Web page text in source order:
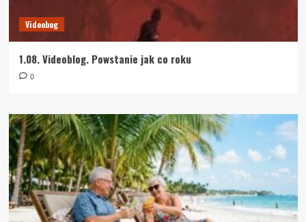
Videobog
1.08. Videoblog. Powstanie jak co roku
0